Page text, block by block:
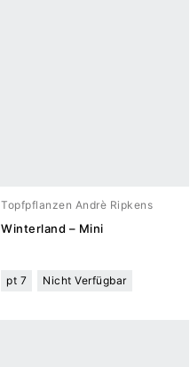
Topfpflanzen Andrè Ripkens
Winterland – Mini
pt 7 Nicht Verfügbar